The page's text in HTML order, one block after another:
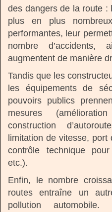
des dangers de la route :
plus en plus
performantes, leur
nombre
augmentent de manière
Tandis que les
les équipements de
pouvoirs publics
mesures
construction
limitation de vitesse,
contrôle technique
etc.).
Enfin, le nombre
routes entraîne un
pollution